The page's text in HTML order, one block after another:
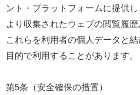
ント・プラットフォームに提供
より収集されたウェブの閲覧履
これらを利用者の個人データと
目的で利用することがあります。
第5条（安全確保の措置）